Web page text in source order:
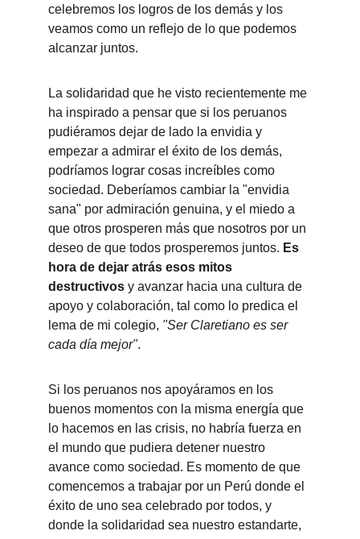
celebremos los logros de los demás y los
veamos como un reflejo de lo que podemos
alcanzar juntos.
La solidaridad que he visto recientemente me
ha inspirado a pensar que si los peruanos
pudiéramos dejar de lado la envidia y
empezar a admirar el éxito de los demás,
podríamos lograr cosas increíbles como
sociedad. Deberíamos cambiar la "envidia
sana" por admiración genuina, y el miedo a
que otros prosperen más que nosotros por un
deseo de que todos prosperemos juntos. Es
hora de dejar atrás esos mitos
destructivos y avanzar hacia una cultura de
apoyo y colaboración, tal como lo predica el
lema de mi colegio, "Ser Claretiano es ser
cada día mejor".
Si los peruanos nos apoyáramos en los
buenos momentos con la misma energía que
lo hacemos en las crisis, no habría fuerza en
el mundo que pudiera detener nuestro
avance como sociedad. Es momento de que
comencemos a trabajar por un Perú donde el
éxito de uno sea celebrado por todos, y
donde la solidaridad sea nuestro estandarte,